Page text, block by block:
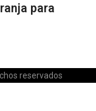
para
reservados